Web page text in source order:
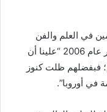
في العلم والفن
والميادين الأكاديمية. وقال في جامعة الأزهر عام 2006 “علينا أن
فبفضلهم ظلت كنوز
في أوروبا”.